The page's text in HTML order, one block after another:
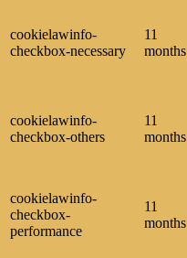
cookielawinfo-
checkbox-necessary
11
months
cookielawinfo-
checkbox-others
11
months
cookielawinfo-
checkbox-
performance
11
months